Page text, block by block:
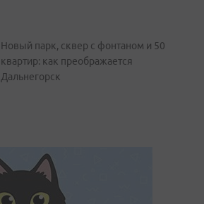
Новый парк, сквер с фонтаном и 50
квартир: как преображается
Дальнегорск